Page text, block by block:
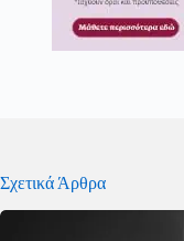
Σχετικά Άρθρα